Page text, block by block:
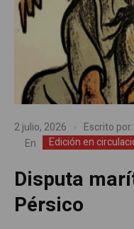
2 julio, 2026 Escrito por:
En Edición en
Disputa
Pérsico